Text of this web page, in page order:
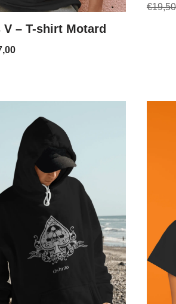
V – T-shirt Motard
€19,50